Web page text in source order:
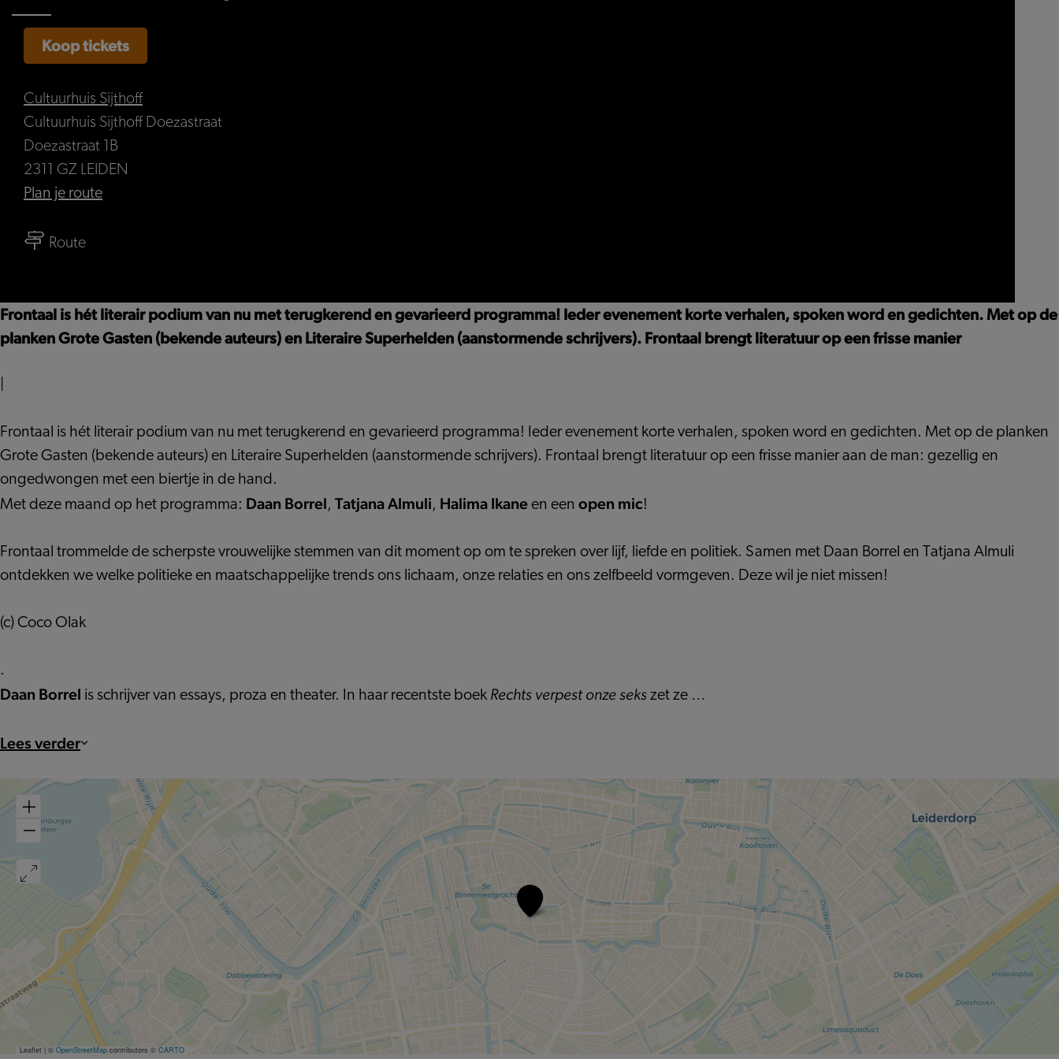
Cultuurhuis Sijthoff
Cultuurhuis Sijthoff Doezastraat
Doezastraat 1B
2311 GZ LEIDEN
Plan je routenaar
ALMULI
EN
Routenaar
o.a.
TATJANA
BORREL
Koop tickets
Frontaal is hét literair podium van nu met terugkerend en gevarieerd programma! Ieder evenement korte verhalen, spoken word en gedichten. Met op de
planken Grote Gasten (bekende auteurs) en Literaire Superhelden (aanstormende schrijvers). Frontaal brengt literatuur op een frisse manier
Frontaal is hét literair podium van nu met terugkerend en gevarieerd programma! Ieder evenement korte verhalen, spoken word en gedichten. Met op de planken
Grote Gasten (bekende auteurs) en Literaire Superhelden (aanstormende schrijvers). Frontaal brengt literatuur op een frisse manier aan de man: gezellig en
ongedwongen met een biertje in de hand.
Met deze maand op het programma: Daan Borrel, Tatjana Almuli, Halima Ikane en een open mic!
Frontaal trommelde de scherpste vrouwelijke stemmen van dit moment op om te spreken over lijf, liefde en politiek. Samen met Daan Borrel en Tatjana Almuli
ontdekken we welke politieke en maatschappelijke trends ons lichaam, onze relaties en ons zelfbeeld vormgeven. Deze wil je niet missen!
(c) Coco Olak
.
Daan Borrel is schrijver van essays, proza en theater. In haar recentste boek Rechts verpest onze seks zet ze …
Lees verder
FRONTAAL
met
o.a.
TATJANA
ALMULI
BORREL
Leaflet | © OpenStreetMap contributors © CARTO